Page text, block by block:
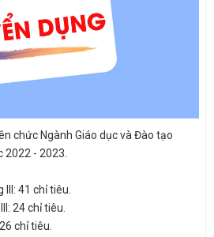
chức Ngành Giáo dục và Đào tạo
2022 - 2023.
III: 41 chỉ tiêu.
24 chỉ tiêu.
chỉ tiêu.